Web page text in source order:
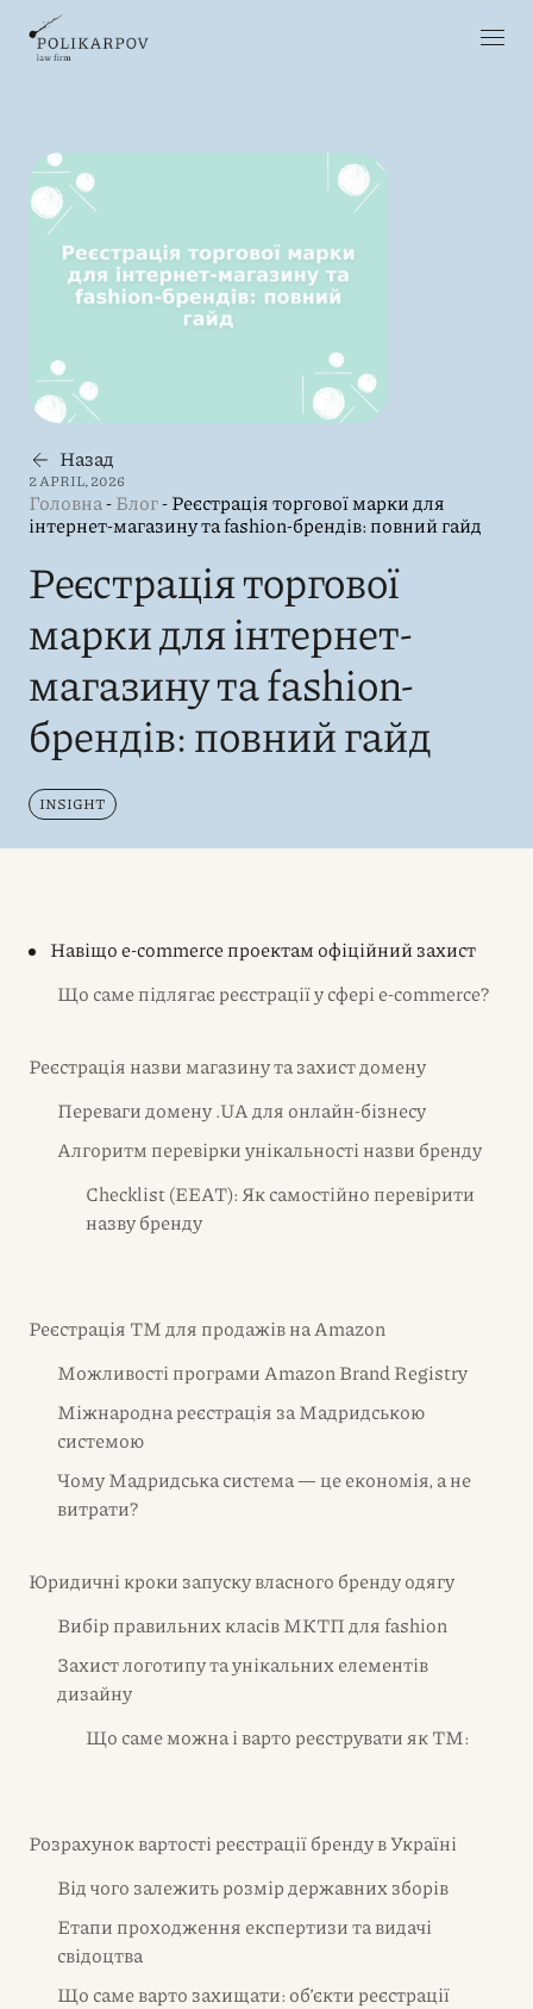
Назад
2 APRIL, 2026
Головна-Блог-Реєстрація торгової марки для
інтернет-магазину та fashion-брендів: повний гайд
Реєстрація торгової
марки для інтернет-
магазину та fashion-
брендів: повний гайд
INSIGHT
Навіщо e-commerce проектам офіційний захист
Що саме підлягає реєстрації у сфері e-commerce?
Реєстрація назви магазину та захист домену
Переваги домену .UA для онлайн-бізнесу
Алгоритм перевірки унікальності назви бренду
Checklist (EEAT): Як самостійно перевірити
назву бренду
Реєстрація ТМ для продажів на Amazon
Можливості програми Amazon Brand Registry
Міжнародна реєстрація за Мадридською
системою
Чому Мадридська система — це економія, а не
витрати?
Юридичні кроки запуску власного бренду одягу
Вибір правильних класів МКТП для fashion
Захист логотипу та унікальних елементів
дизайну
Що саме можна і варто реєструвати як ТМ:
Розрахунок вартості реєстрації бренду в Україні
Від чого залежить розмір державних зборів
Етапи проходження експертизи та видачі
свідоцтва
Що саме варто захищати: об’єкти реєстрації